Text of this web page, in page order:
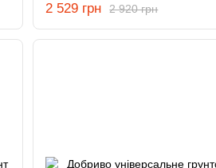
2 920 грн
2 529 грн